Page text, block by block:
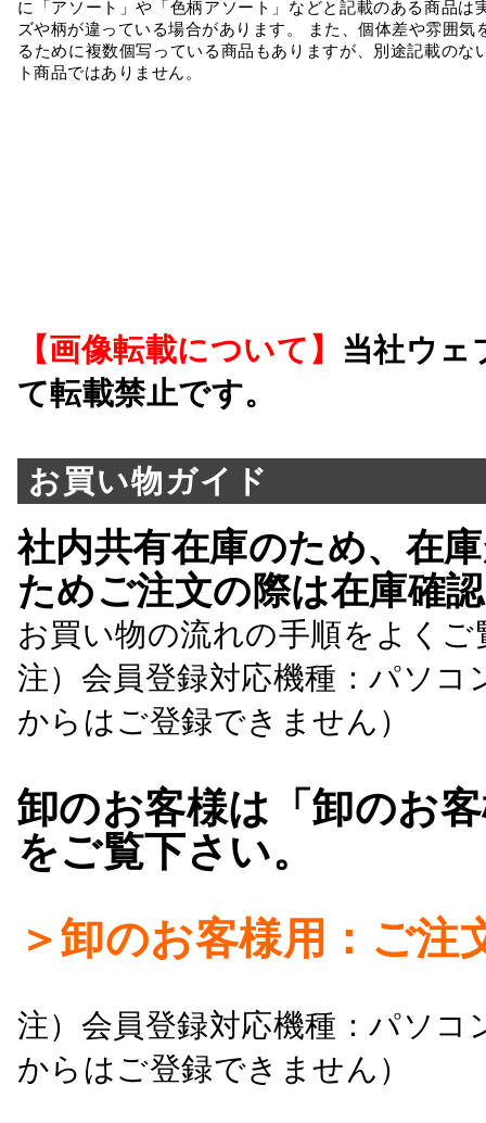
に「アソート」や「色柄アソート」などと記載のある商品は
ズや柄が違っている場合があります。 また、個体差や雰囲気
るために複数個写っている商品もありますが、別途記載のな
ト商品ではありません。
【画像転載について】 当社ウェ
て転載禁止です。
お買い物ガイド
社内共有在庫のため、在
ためご注文の際は在庫確
お買い物の流れの手順をよくご
注）会員登録対応機種：パソ
からはご登録できません）
卸のお客様は「卸のお
をご覧下さい。
＞卸のお客様用：ご注
注）会員登録対応機種：パソ
からはご登録できません）